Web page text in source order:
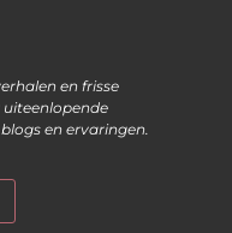
en frisse
uiteenlopende
en ervaringen.